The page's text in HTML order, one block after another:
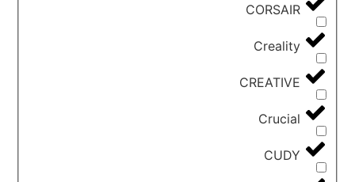
CORSAIR
Creality
CREATIVE
Crucial
CUDY